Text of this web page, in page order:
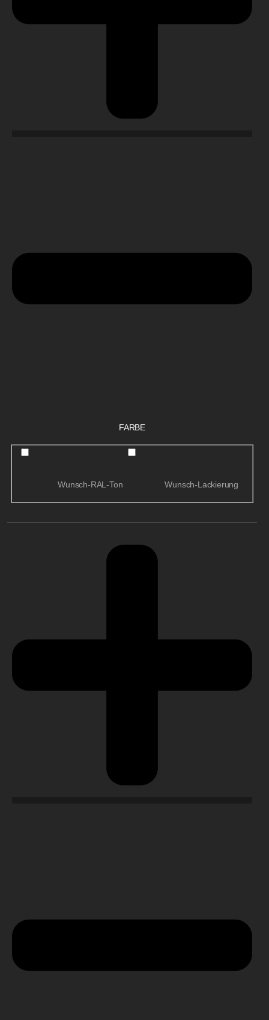
FARBE
Wunsch-RAL-Ton Wunsch-Lackierung